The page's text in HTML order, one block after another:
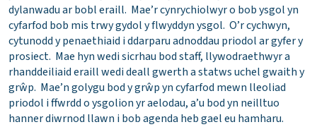
dylanwadu ar bobl eraill. Mae’r cynrychiolwyr o bob ysgol yn
cyfarfod bob mis trwy gydol y flwyddyn ysgol. O’r cychwyn,
cytunodd y penaethiaid i ddarparu adnoddau priodol ar gyfer y
prosiect. Mae hyn wedi sicrhau bod staff, llywodraethwyr a
rhanddeiliaid eraill wedi deall gwerth a statws uchel gwaith y
grŵp. Mae’n golygu bod y grŵp yn cyfarfod mewn lleoliad
priodol i ffwrdd o ysgolion yr aelodau, a’u bod yn neilltuo
hanner diwrnod llawn i bob agenda heb gael eu hamharu.